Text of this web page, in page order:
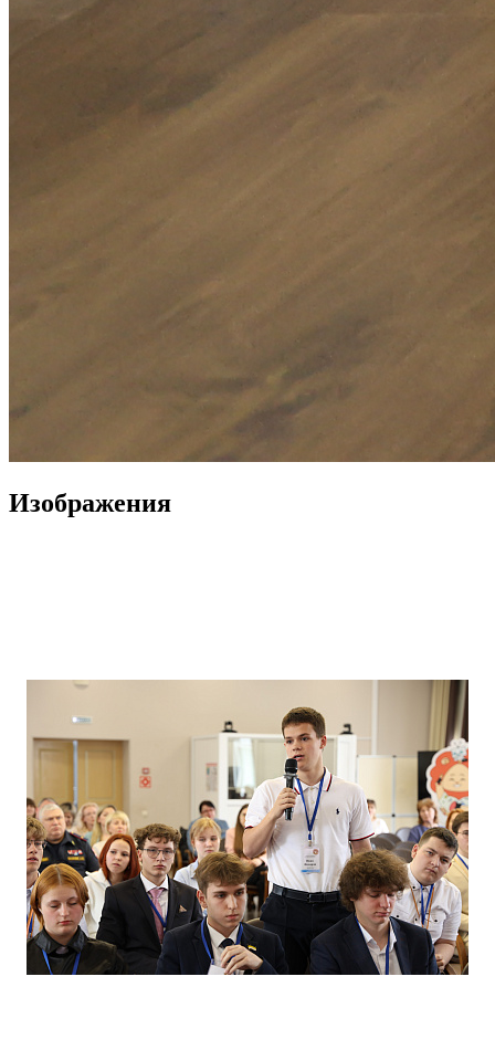
Изображения